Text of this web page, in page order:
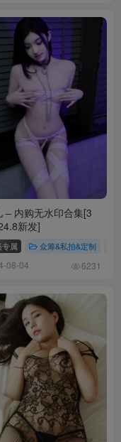
– 内购无水印合集[3
新发]
专属 众筹&私拍&定制
08-04 6231